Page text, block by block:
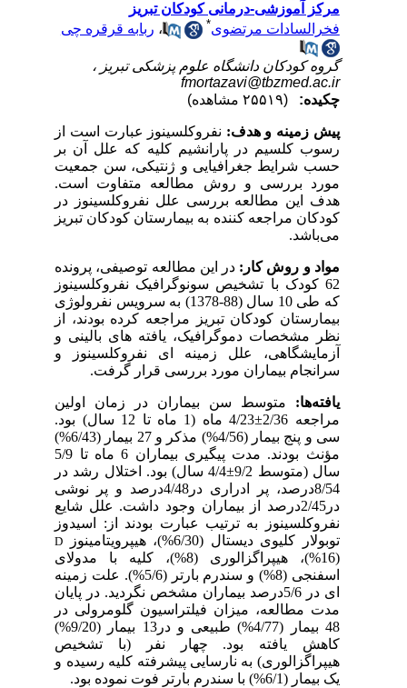
مرکز آموزشی-درمانی کودکان تبریز
فخرالسادات مرتضوی* ،ربابه قرقره چی
گروه کودکان دانشگاه علوم پزشکی تبریز ،
fmortazavi@tbzmed.ac.ir
چکیده:
پیش زمینه و هدف:نفروکلسینوز عبارت است از
رسوب کلسیم در پارانشیم کلیه که علل آن بر
حسب شرایط جغرافیایی و ژنتیکی، سن جمعیت
مورد بررسی و روش مطالعه متفاوت است.
هدف این مطالعه بررسی علل نفروکلسینوز در
کودکان مراجعه کننده به بیمارستان کودکان تبریز
می‌باشد.
مواد و روش کار:در این مطالعه توصیفی، پرونده
62 کودک با تشخیص سونوگرافیک نفروکلسینوز
که طی 10 سال (88-1378) به سرویس نفرولوژی
بیمارستان کودکان تبریز مراجعه کرده بودند، از
نظر مشخصات دموگرافیک، یافته های بالینی و
آزمایشگاهی، علل زمینه ای نفروکلسینوز و
سرانجام بیماران مورد بررسی قرار گرفت.
یافته‌ها:متوسط سن بیماران در زمان اولین
مراجعه 2/36±4/23 ماه (1 ماه تا 12 سال) بود.
سی و پنج بیمار (4/56%) مذکر و 27 بیمار (6/43%)
مؤنث بودند. مدت پیگیری بیماران 6 ماه تا 5/9
سال (متوسط 9/2±4/4 سال) بود. اختلال رشد در
8/54درصد، پر ادراری در4/48درصد و پر نوشی
در2/45درصد از بیماران وجود داشت. علل شایع
نفروکلسینوز به ترتیب عبارت بودند از: اسیدوز
توبولار کلیوی دیستال (6/30%)، هیپرویتامینوز
D
(16%)، هیپراگزالوری (8%)، کلیه با مدولای
اسفنجی (8%) و سندرم بارتر (5/6%). علت زمینه
ای در 5/6درصد بیماران مشخص نگردید. در پایان
مدت مطالعه، میزان فیلتراسیون گلومرولی در
48 بیمار (4/77%) طبیعی و در13 بیمار (9/20%)
کاهش یافته بود. چهار نفر (با تشخیص
هیپراگزالوری) به نارسایی پیشرفته کلیه رسیده و
یک بیمار (6/1%) با سندرم بارتر فوت نموده بود.